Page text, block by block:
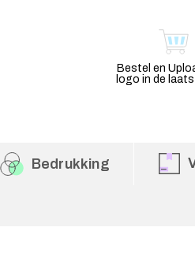
Bestel en
logo in de
Bedrukking